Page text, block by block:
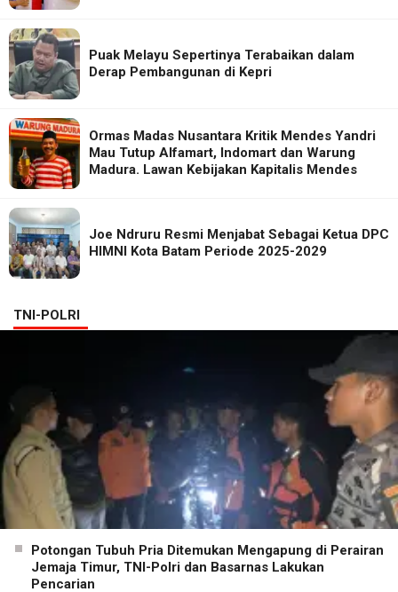
Puak Melayu Sepertinya Terabaikan dalam
Derap Pembangunan di Kepri
Ormas Madas Nusantara Kritik Mendes Yandri
Mau Tutup Alfamart, Indomart dan Warung
Madura. Lawan Kebijakan Kapitalis Mendes
Joe Ndruru Resmi Menjabat Sebagai Ketua DPC
HIMNI Kota Batam Periode 2025-2029
TNI-POLRI
Potongan Tubuh Pria Ditemukan Mengapung di Perairan
Jemaja Timur, TNI-Polri dan Basarnas Lakukan
Pencarian